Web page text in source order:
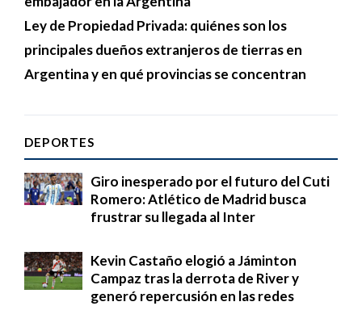
Ley de Propiedad Privada: quiénes son los
principales dueños extranjeros de tierras en
Argentina y en qué provincias se concentran
DEPORTES
Giro inesperado por el futuro del Cuti
Romero: Atlético de Madrid busca
frustrar su llegada al Inter
Kevin Castaño elogió a Jáminton
Campaz tras la derrota de River y
generó repercusión en las redes